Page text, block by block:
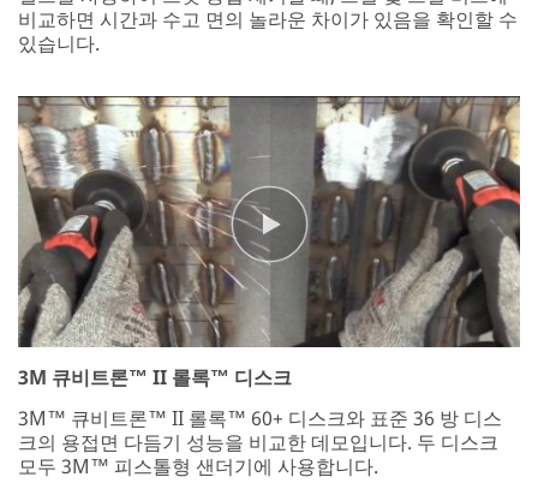
비교하면 시간과 수고 면의 놀라운 차이가 있음을 확인할 수
있습니다.
3M 큐비트론™ II 롤록™ 디스크
3M™ 큐비트론™ II 롤록™ 60+ 디스크와 표준 36 방 디스
크의 용접면 다듬기 성능을 비교한 데모입니다. 두 디스크
모두 3M™ 피스톨형 샌더기에 사용합니다.